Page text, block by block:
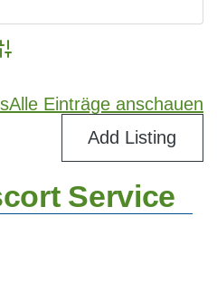
Search
Alle Einträge anschauen
Add Listing
Service